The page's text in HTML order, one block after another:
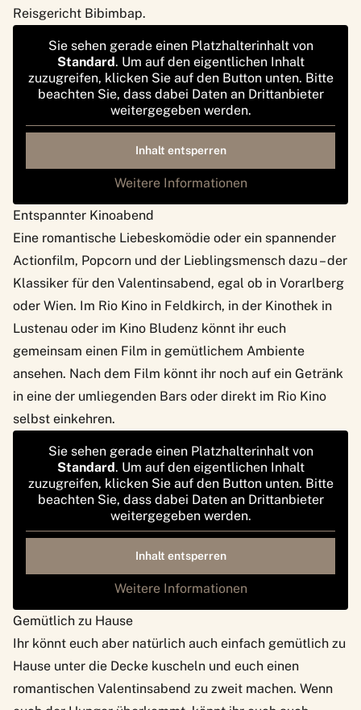
Reisgericht Bibimbap.
Sie sehen gerade einen Platzhalterinhalt von
Standard. Um auf den eigentlichen Inhalt
zuzugreifen, klicken Sie auf den Button unten. Bitte
beachten Sie, dass dabei Daten an Drittanbieter
weitergegeben werden.
Inhalt entsperren
Weitere Informationen
Entspannter Kinoabend
Eine romantische Liebeskomödie oder ein spannender
Actionfilm, Popcorn und der Lieblingsmensch dazu – der
Klassiker für den Valentinsabend, egal ob in Vorarlberg
oder Wien. Im Rio Kino in Feldkirch, in der Kinothek in
Lustenau oder im Kino Bludenz könnt ihr euch
gemeinsam einen Film in gemütlichem Ambiente
ansehen. Nach dem Film könnt ihr noch auf ein Getränk
in eine der umliegenden Bars oder direkt im Rio Kino
selbst einkehren.
Sie sehen gerade einen Platzhalterinhalt von
Standard. Um auf den eigentlichen Inhalt
zuzugreifen, klicken Sie auf den Button unten. Bitte
beachten Sie, dass dabei Daten an Drittanbieter
weitergegeben werden.
Inhalt entsperren
Weitere Informationen
Gemütlich zu Hause
Ihr könnt euch aber natürlich auch einfach gemütlich zu
Hause unter die Decke kuscheln und euch einen
romantischen Valentinsabend zu zweit machen. Wenn